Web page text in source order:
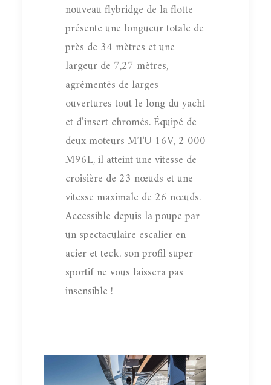
nouveau flybridge de la flotte
présente une longueur totale de
près de 34 mètres et une
largeur de 7,27 mètres,
agrémentés de larges
ouvertures tout le long du yacht
et d’insert chromés. Équipé de
deux moteurs MTU 16V, 2 000
M96L, il atteint une vitesse de
croisière de 23 nœuds et une
vitesse maximale de 26 nœuds.
Accessible depuis la poupe par
un spectaculaire escalier en
acier et teck, son profil super
sportif ne vous laissera pas
insensible !